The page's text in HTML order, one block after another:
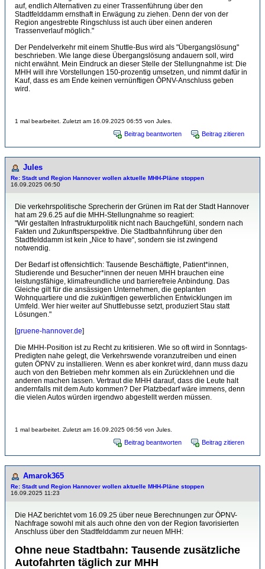
auf, endlich Alternativen zu einer Trassenführung über den
Stadtfelddamm ernsthaft in Erwägung zu ziehen. Denn der von der
Region angestrebte Ringschluss ist auch über einen anderen
Trassenverlauf möglich."
Der Pendelverkehr mit einem Shuttle-Bus wird als "Übergangslösung"
beschrieben. Wie lange diese Übergangslösung andauern soll, wird
nicht erwähnt. Mein Eindruck an dieser Stelle der Stellungnahme ist: Die
MHH will ihre Vorstellungen 150-prozentig umsetzen, und nimmt dafür in
Kauf, dass es am Ende keinen vernünftigen ÖPNV-Anschluss geben
wird.
1 mal bearbeitet. Zuletzt am 16.09.2025 06:55 von Jules.
Beitrag beantworten Beitrag zitieren
Jules
Re: Stadt und Region Hannover wollen aktuelle MHH-Pläne stoppen
16.09.2025 06:50
Die verkehrspolitische Sprecherin der Grünen im Rat der Stadt Hannover
hat am 29.6.25 auf die MHH-Stellungnahme so reagiert:
"Wir gestalten Infrastrukturpolitik nicht nach Bauchgefühl, sondern nach
Fakten und Zukunftsperspektive. Die Stadtbahnführung über den
Stadtfelddamm ist kein „Nice to have“, sondern sie ist zwingend
notwendig.
Der Bedarf ist offensichtlich: Tausende Beschäftigte, Patient*innen,
Studierende und Besucher*innen der neuen MHH brauchen eine
leistungsfähige, klimafreundliche und barrierefreie Anbindung. Das
Gleiche gilt für die ansässigen Unternehmen, die geplanten
Wohnquartiere und die zukünftigen gewerblichen Entwicklungen im
Umfeld. Wer hier weiter auf Shuttlebusse setzt, produziert Stau statt
Lösungen."
[gruene-hannover.de]
Die MHH-Position ist zu Recht zu kritisieren. Wie so oft wird in Sonntags-
Predigten nahe gelegt, die Verkehrswende voranzutreiben und einen
guten ÖPNV zu installieren. Wenn es aber konkret wird, dann muss dazu
auch von den Betrieben mehr kommen als ein Zurücklehnen und die
anderen machen lassen. Vertraut die MHH darauf, dass die Leute halt
andernfalls mit dem Auto kommen? Der Platzbedarf wäre immens, denn
die vielen Autos würden irgendwo abgestellt werden müssen.
1 mal bearbeitet. Zuletzt am 16.09.2025 06:56 von Jules.
Beitrag beantworten Beitrag zitieren
Amarok365
Re: Stadt und Region Hannover wollen aktuelle MHH-Pläne stoppen
16.09.2025 11:23
Die HAZ berichtet vom 16.09.25 über neue Berechnungen zur ÖPNV-
Nachfrage sowohl mit als auch ohne den von der Region favorisierten
Anschluss über den Stadtfelddamm zur neuen MHH:
Ohne neue Stadtbahn: Tausende zusätzliche
Autofahrten täglich zur MHH